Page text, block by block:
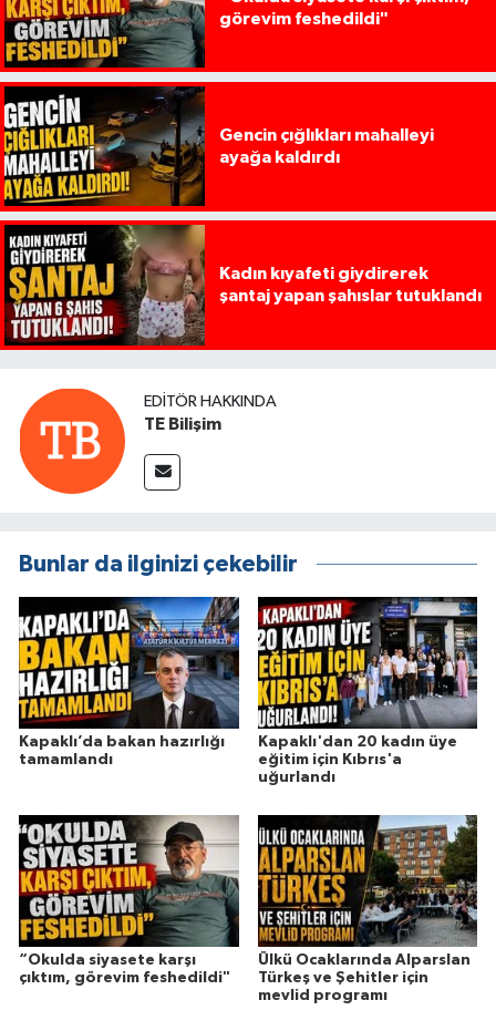
görevim feshedildi"
Gencin çığlıkları mahalleyi
ayağa kaldırdı
Kadın kıyafeti giydirerek
şantaj yapan şahıslar tutuklandı
EDITÖR HAKKINDA
TE Bilişim
Bunlar da ilginizi çekebilir
Kapaklı’da bakan hazırlığı
tamamlandı
Kapaklı'dan 20 kadın üye
eğitim için Kıbrıs'a
uğurlandı
“Okulda siyasete karşı
çıktım, görevim feshedildi"
Ülkü Ocaklarında Alparslan
Türkeş ve Şehitler için
mevlid programı